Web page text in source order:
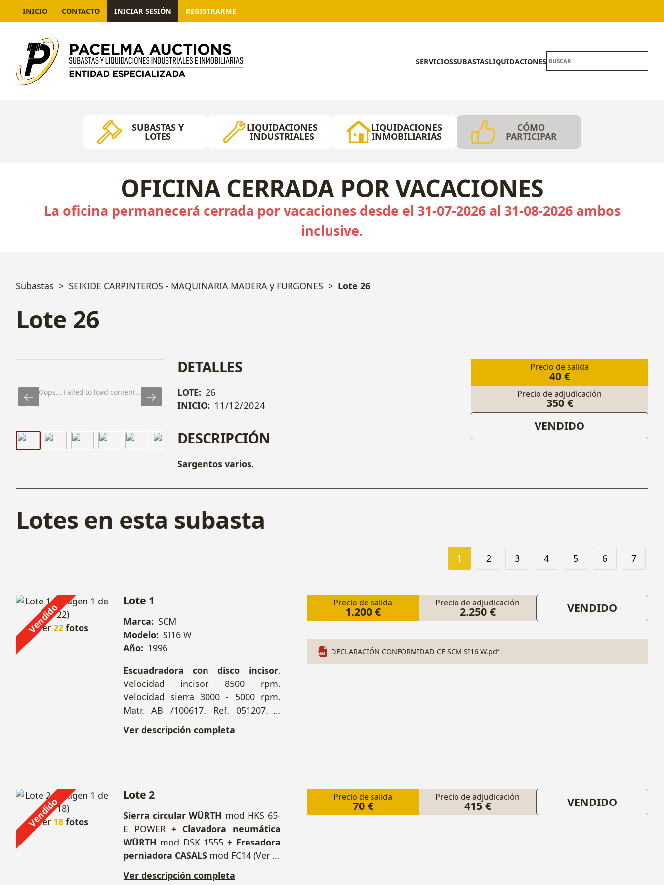
INICIO CONTACTO INICIAR SESIÓN REGISTRARME
SERVICIOSSUBASTASLIQUIDACIONES
SUBASTAS Y
LOTES
LIQUIDACIONES
INDUSTRIALES
LIQUIDACIONES
INMOBILIARIAS
CÓMO
PARTICIPAR
OFICINA CERRADA POR VACACIONES
La oficina permanecerá cerrada por vacaciones desde el 31-07-2026 al 31-08-2026 ambos
inclusive.
Subastas SEIKIDE CARPINTEROS - MAQUINARIA MADERA y FURGONES Lote 26
Lote 26
Oops... Failed to load content...
Precio de salida
40 €
Precio de adjudicación
350 €
VENDIDO
DETALLES
LOTE: 26
INICIO: 11/12/2024
DESCRIPCIÓN
Sargentos varios.
Lotes en esta subasta
1 2 3 4 5 6 7
Vendido
Ver22 fotos
Precio de salida
1.200 €
Precio de adjudicación
2.250 € VENDIDO
DECLARACIÓN CONFORMIDAD CE SCM SI16 W.pdf
Lote 1
Marca: SCM
Modelo: SI16 W
Año: 1996
Escuadradora con disco incisor.
Velocidad incisor 8500 rpm.
Velocidad sierra 3000 - 5000 rpm.
Matr. AB /100617. Ref. 051207.+
Aspiración 2 CV y Discos de sierra.
Ver descripción completa
Vendido
Ver 18 fotos
Precio de salida
70 €
Precio de adjudicación
415 € VENDIDO
Lote 2
Sierra circular WÜRTH mod HKS 65-
E POWER+ Clavadora neumática
WÜRTH mod DSK 1555 + Fresadora
perniadora CASALSmod FC14 (Ver II)
+ Taladro atornillador a batería
MAKITAmod DF347D. Con 2 Baterías
Ver descripción completa